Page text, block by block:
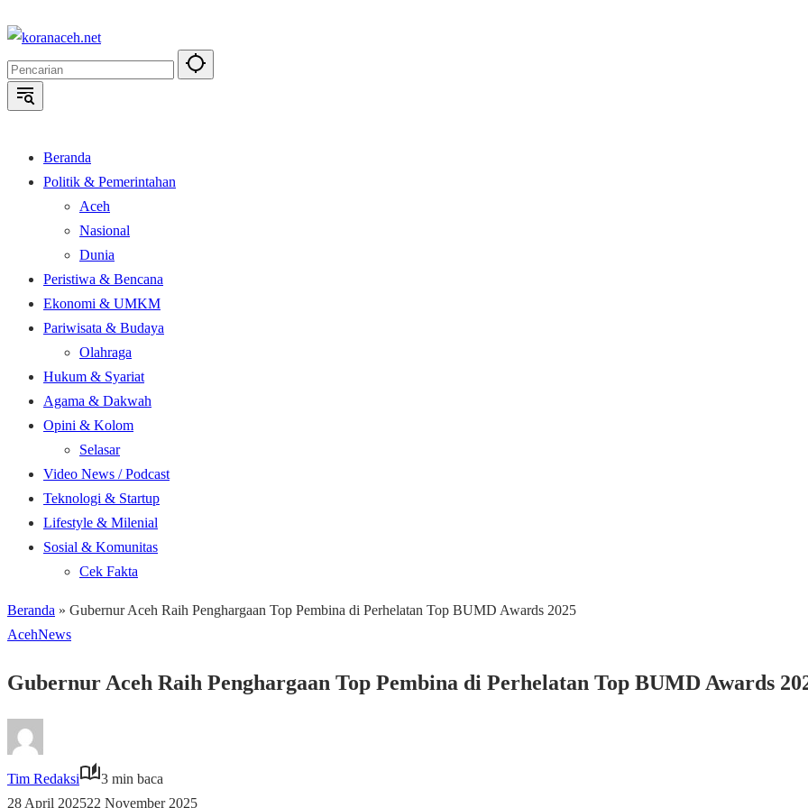
ke
konten
Beranda
Politik & Pemerintahan
Aceh
Nasional
Dunia
Peristiwa & Bencana
Ekonomi & UMKM
Pariwisata & Budaya
Olahraga
Hukum & Syariat
Agama & Dakwah
Opini & Kolom
Selasar
Video News / Podcast
Teknologi & Startup
Lifestyle & Milenial
Sosial & Komunitas
Cek Fakta
Beranda » Gubernur Aceh Raih Penghargaan Top Pembina di Perhelatan Top BUMD Awards 2025
AcehNews
Gubernur Aceh Raih Penghargaan Top Pembina di Perhelatan Top BUMD Awards
Tim Redaksi
3 min baca
28 April 202522 November 2025